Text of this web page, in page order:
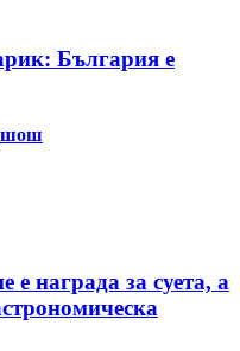
България е
е награда за суета, а